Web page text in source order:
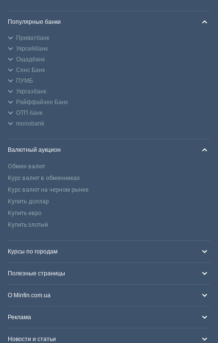
Популярные банки
Приватбанк
Укрсиббанк
Ощадбанк
Сенс Банк
ПУМБ
Укргазбанк
Райффайзен Банк
ОТП банк
monobank
Валютный аукцион
Обмен валют
Курс валют в обменниках
Курс валют на черном рынке
Купить доллар
Купить евро
Купить злотый
Курсы по городам
Полезные страницы
О Minfin.com.ua
Реклама
Новости и статьи